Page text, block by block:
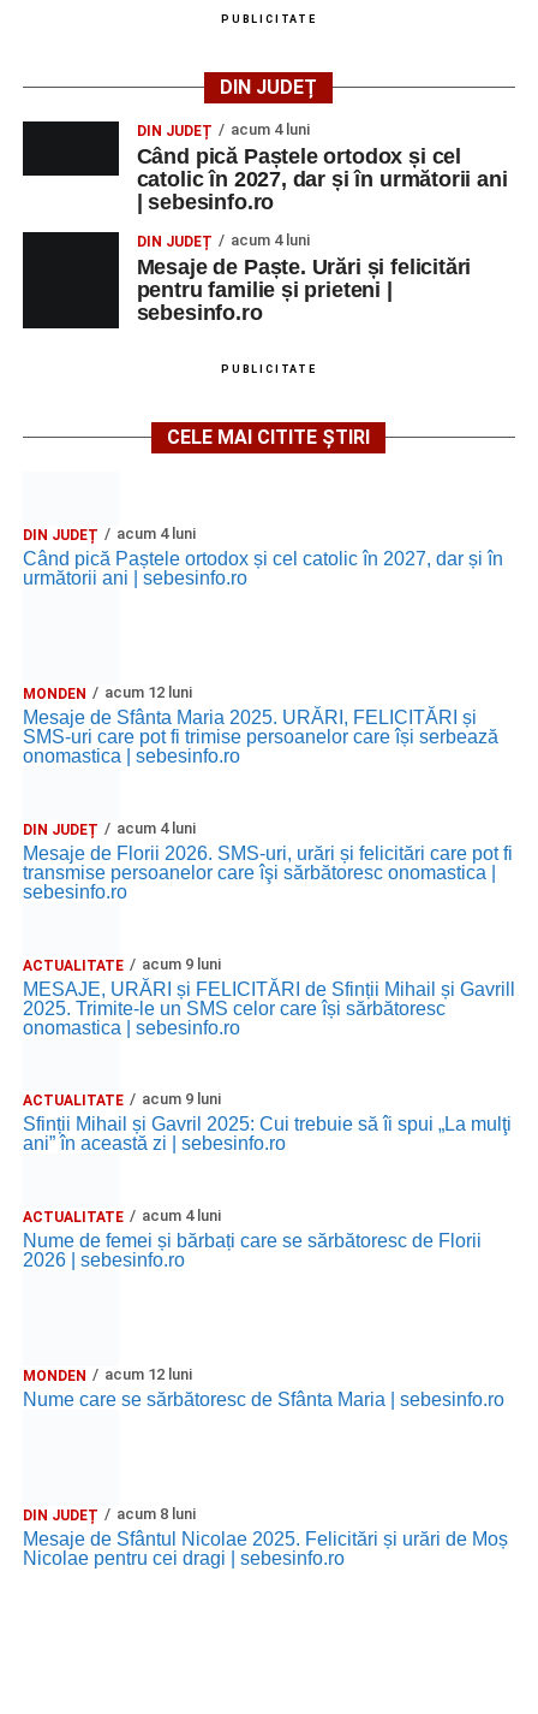
– Proiecție cinematografică:
de Federico Fellini și Tullio Pinelli.
MARȚI, 25 AUGUST 2026
Grădina Muzeului Municipal „Ioan
Raica” Sebeș
„Armonia artelor”– salon literar și întâlnire
cu artele plastice, organizat alături de artiști locali.
– Proiecție cinematografică:
„Anotimpurile”de Antonio Vivaldi (rating N-15).
Copiii în armonia orașului
Ora 10.00– Școala din Răhău: activități recreative pentru
recreative pentru copii.
Ora 17.00– Grădina Muzeului Municipal „Ioan Raica”
Ora 18.30– Aula Primăriei Municipiului Sebeș:
festivitatea de premiere a șefilor de promoție și a elevilor
care au obținut rezultate remarcabile la examenele de
Ora 19.00– Parcul Tineretului:
Spuma Party.
Alexandra Pamfilie și Școala de muzică „DoReMi”;
Ancuța Stănuș și grupul de folclor;
Ora 20.30– Parcul Tineretului: proiecția filmului pentru
copii „Străjerii Deltei”
JOI, 27 AUGUST 2026
Grădina Muzeului Municipal „Ioan
Ora 19.00–Sărbătoarea Seniorilor
premiere a cuplurilor care aniversează 50 de ani de
căsătorie.
PUBLICITATE
DIN JUDEȚ
DIN JUDEȚ acum 4 luni
Când pică Paștele ortodox și cel
catolic în 2027, dar și în următorii ani
| sebesinfo.ro
DIN JUDEȚ acum 4 luni
Mesaje de Paște. Urări și felicitări
pentru familie și prieteni |
sebesinfo.ro
PUBLICITATE
CELE MAI CITITE ȘTIRI
DIN JUDEȚ acum 4 luni
Când pică Paștele ortodox și cel catolic în 2027, dar și în
următorii ani | sebesinfo.ro
MONDEN acum 12 luni
Mesaje de Sfânta Maria 2025. URĂRI, FELICITĂRI și
SMS-uri care pot fi trimise persoanelor care își serbează
onomastica | sebesinfo.ro
DIN JUDEȚ acum 4 luni
Mesaje de Florii 2026. SMS-uri, urări și felicitări care pot fi
transmise persoanelor care îşi sărbătoresc onomastica |
sebesinfo.ro
ACTUALITATE acum 9 luni
MESAJE, URĂRI și FELICITĂRI de Sfinții Mihail și Gavrill
2025. Trimite-le un SMS celor care își sărbătoresc
onomastica | sebesinfo.ro
ACTUALITATE acum 9 luni
Sfinții Mihail și Gavril 2025: Cui trebuie să îi spui „La mulţi
ani” în această zi | sebesinfo.ro
ACTUALITATE acum 4 luni
Nume de femei și bărbați care se sărbătoresc de Florii
2026 | sebesinfo.ro
MONDEN acum 12 luni
Nume care se sărbătoresc de Sfânta Maria | sebesinfo.ro
DIN JUDEȚ acum 8 luni
Mesaje de Sfântul Nicolae 2025. Felicitări și urări de Moș
Nicolae pentru cei dragi | sebesinfo.ro